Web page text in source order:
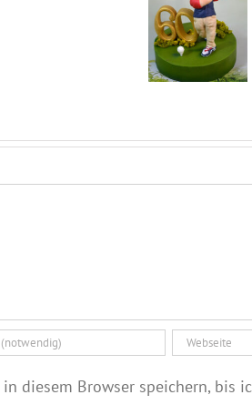
wird
nicht
Tage
diesem Browser speichern, bis